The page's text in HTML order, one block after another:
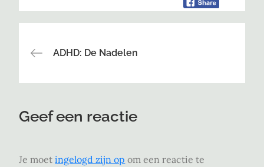
Bericht
navigatie
ADHD: De Nadelen
Geef een reactie
Je moetingelogd zijn op om een reactie te